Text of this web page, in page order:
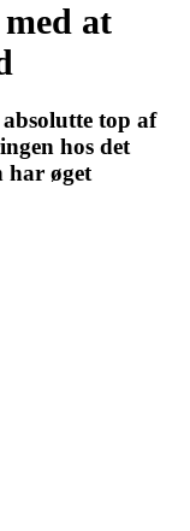
at
top af
hos det
har øget